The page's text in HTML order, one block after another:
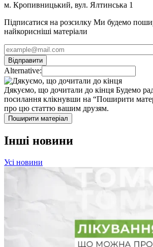
м. Кропивницький, вул. Ялтинська 1
Підписатися на розсилку Ми будемо
найкорисніші матеріали
Alternative:
Дякуємо, що дочитали до кінця Будемо
посилання клікнувши на “Поширити
про цю статтю вашим друзям.
Поширити матеріал
Інші новини
Усі новини